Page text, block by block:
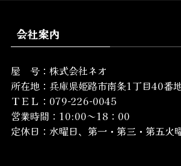
会社案内
屋 号：株式会社ネオ
所在地： 兵庫県姫路市南条1丁目40番
ＴＥＬ：079-226-0045
営業時間：10:00～18：00
定休日：水曜日、第一・第三・第五火